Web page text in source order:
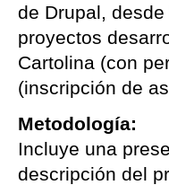
de Drupal,
proyectos
Cartolina (con
(inscripción de
Metodología:
Incluye una
descripción del